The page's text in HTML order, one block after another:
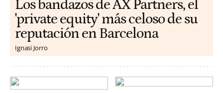
Los bandazos de AX Partners, el
'private equity' más celoso de su
reputación en Barcelona
Ignasi Jorro